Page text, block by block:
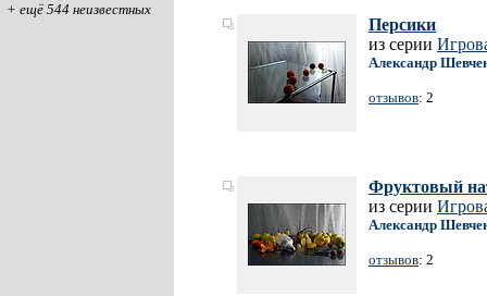
+ ещё 544 неизвестных
Персики
из серии
Александр
отзывов: 2
Фруктовый
из серии
Александр
отзывов: 2